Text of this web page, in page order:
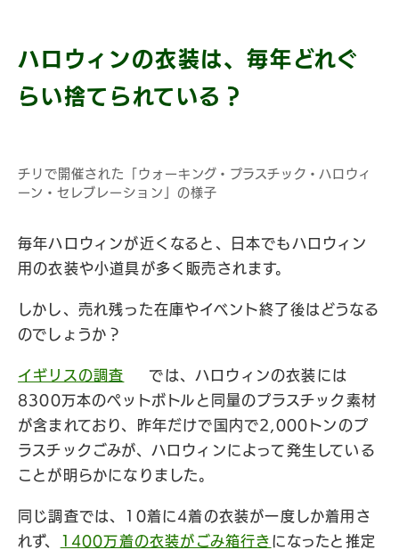
ハロウィンの衣装は、毎年どれぐ
らい捨てられている？
チリで開催された「ウォーキング・プラスチック・ハロウィ
ーン・セレブレーション」の様子
毎年ハロウィンが近くなると、日本でもハロウィン
用の衣装や小道具が多く販売されます。
しかし、売れ残った在庫やイベント終了後はどうなる
のでしょうか？
イギリスの調査
では、ハロウィンの衣装には
8300万本のペットボトルと同量のプラスチック素材
が含まれており、昨年だけで国内で2,000トンのプ
ラスチックごみが、ハロウィンによって発生している
ことが明らかになりました。
同じ調査では、10着に4着の衣装が一度しか着用さ
れず、
1400万着の衣装がごみ箱行き になったと推定